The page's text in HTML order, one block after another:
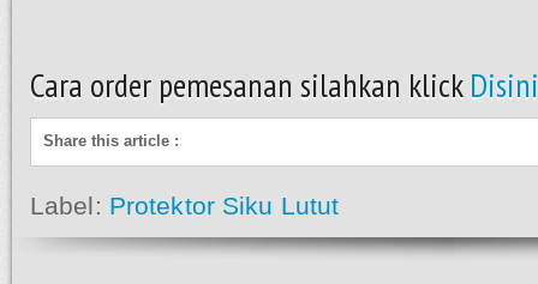
Cara order pemesanan silahkan klickDisini
Share this article :
Label: Protektor Siku Lutut